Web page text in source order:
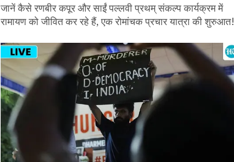
जानें कैसे रणबीर कपूर और साईं पल्लवी प्रथम् संकल्प कार्यक्रम में
रामायण को जीवित कर रहे हैं, एक रोमांचक प्रचार यात्रा की शुरुआत!